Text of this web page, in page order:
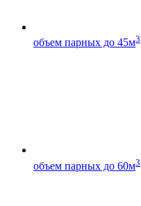
объем парных до 45м3
объем парных до 60м3